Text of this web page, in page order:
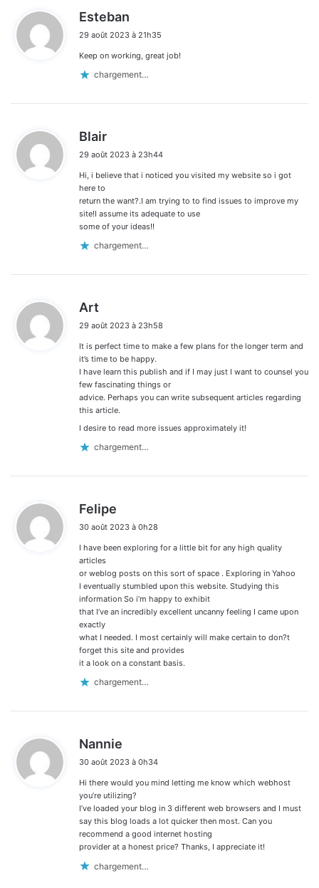
Esteban
t
29 août 2023 à 21h35
Keep on working, great job!
chargement…
Blair
t
29 août 2023 à 23h44
Hi, i believe that i noticed you visited my website so i got
here to
return the want?.I am trying to to find issues to improve my
site!I assume its adequate to use
some of your ideas!!
chargement…
Art
t
:
29 août 2023 à 23h58
It is perfect time to make a few plans for the longer term and
it’s time to be happy.
I have learn this publish and if I may just I want to counsel you
few fascinating things or
advice. Perhaps you can write subsequent articles regarding
this article.
I desire to read more issues approximately it!
chargement…
Felipe
t
30 août 2023 à 0h28
I have been exploring for a little bit for any high quality
articles
or weblog posts on this sort of space . Exploring in Yahoo
I eventually stumbled upon this website. Studying this
information So i’m happy to exhibit
that I’ve an incredibly excellent uncanny feeling I came upon
exactly
what I needed. I most certainly will make certain to don?t
forget this site and provides
it a look on a constant basis.
chargement…
Nannie
t
:
30 août 2023 à 0h34
Hi there would you mind letting me know which webhost
you’re utilizing?
I’ve loaded your blog in 3 different web browsers and I must
say this blog loads a lot quicker then most. Can you
recommend a good internet hosting
provider at a honest price? Thanks, I appreciate it!
chargement…